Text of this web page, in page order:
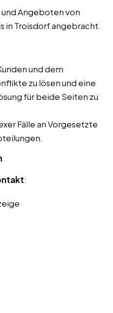
Angeboten von
in Troisdorf angebracht.
und dem
zu lösen und eine
für beide Seiten zu
Fälle an Vorgesetzte
: